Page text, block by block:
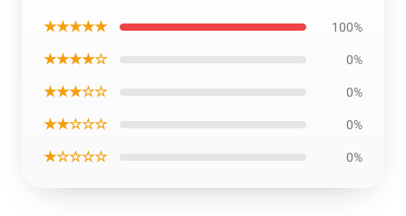
★★★★★ 100%
★★★★☆ 0%
★★★☆☆ 0%
★★☆☆☆ 0%
★☆☆☆☆ 0%